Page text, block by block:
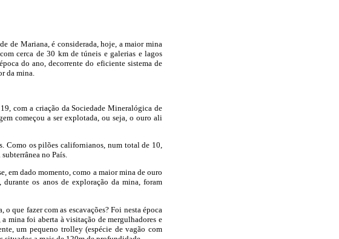
de Mariana, é considerada, hoje, a maior mina
cerca de 30 km de túneis e galerias e lagos
do ano, decorrente do eficiente sistema de
da mina.
com a criação da Sociedade Mineralógica de
começou a ser explotada, ou seja, o ouro ali
Como os pilões californianos, num total de 10,
no País.
em dado momento, como a maior mina de ouro
os anos de exploração da mina, foram
que fazer com as escavações? Foi nesta época
mina foi aberta à visitação de mergulhadores e
um pequeno trolley (espécie de vagão com